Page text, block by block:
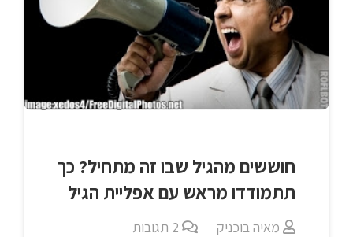
חוששים מהגיל שבו זה מתחיל? כך
תתמודדו מראש עם אפליית הגיל
מאיה בוכניק 2 תגובות